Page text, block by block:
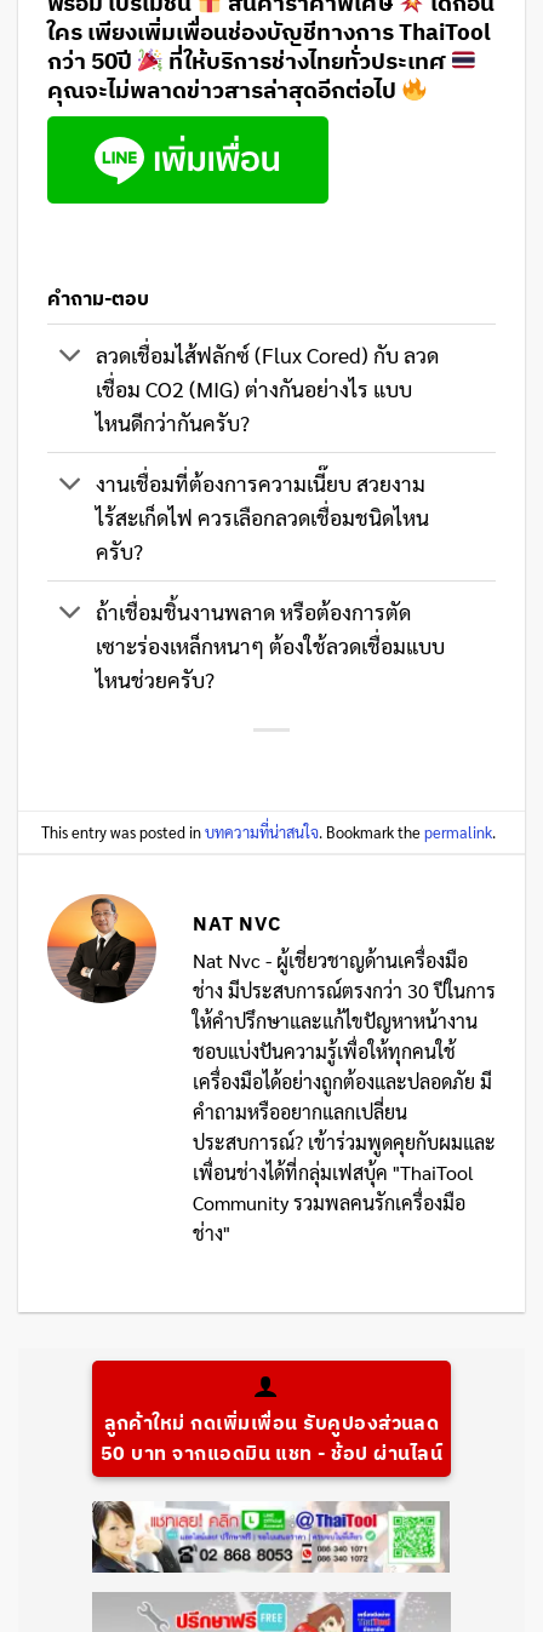
ใคร เพียงเพิ่มเพื่อนช่องบัญชีทางการ ThaiTool
กว่า 50ปี
ที่ให้บริการช่างไทยทั่วประเทศ
คุณจะไม่พลาดข่าวสารล่าสุดอีกต่อไป
คำถาม-ตอบ
ลวดเชื่อมไส้ฟลักซ์ (Flux Cored) กับ ลวด
เชื่อม CO2 (MIG) ต่างกันอย่างไร แบบ
ไหนดีกว่ากันครับ?
งานเชื่อมที่ต้องการความเนี๊ยบ สวยงาม
ไร้สะเก็ดไฟ ควรเลือกลวดเชื่อมชนิดไหน
ครับ?
ถ้าเชื่อมชิ้นงานพลาด หรือต้องการตัด
เซาะร่องเหล็กหนาๆ ต้องใช้ลวดเชื่อมแบบ
ไหนช่วยครับ?
This entry was posted inบทความที่น่าสนใจ. Bookmark thepermalink.
NAT NVC
Nat Nvc - ผู้เชี่ยวชาญด้านเครื่องมือ
ช่าง มีประสบการณ์ตรงกว่า 30 ปีในการ
ให้คำปรึกษาและแก้ไขปัญหาหน้างาน
ชอบแบ่งปันความรู้เพื่อให้ทุกคนใช้
เครื่องมือได้อย่างถูกต้องและปลอดภัย มี
คำถามหรืออยากแลกเปลี่ยน
ประสบการณ์? เข้าร่วมพูดคุยกับผมและ
เพื่อนช่างได้ที่กลุ่มเฟสบุ้ค "ThaiTool
Community รวมพลคนรักเครื่องมือ
ช่าง"
ลูกค้าใหม่ กดเพิ่มเพื่อน รับคูปองส่วนลด
50 บาท จากแอดมิน แชท - ช้อป ผ่านไลน์